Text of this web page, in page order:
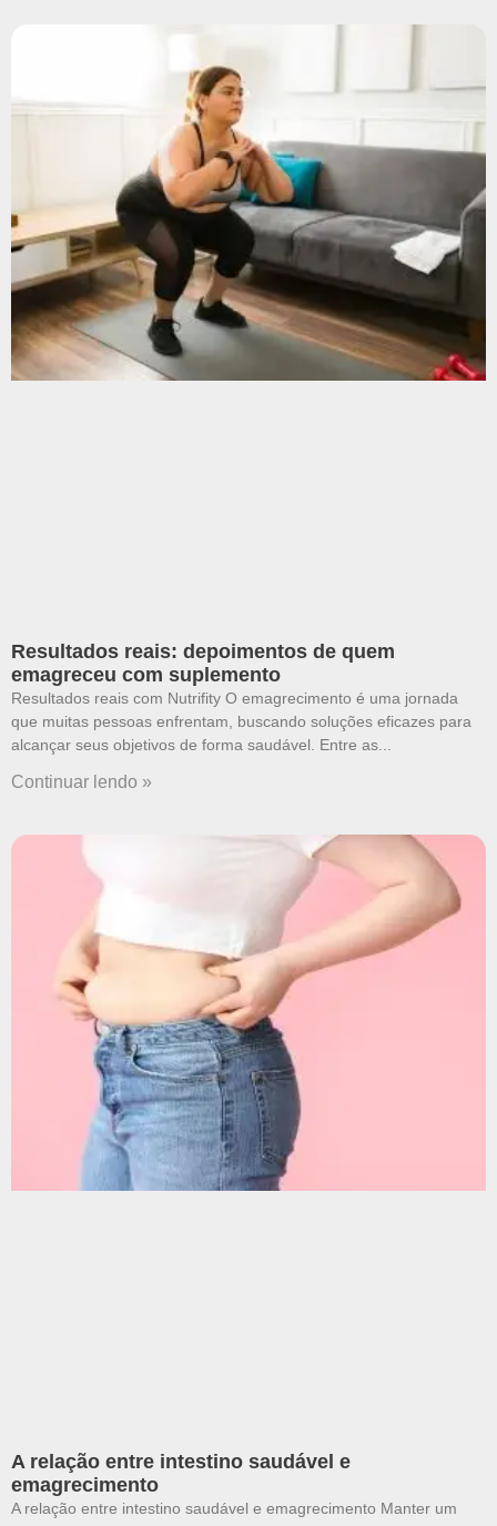
Resultados reais: depoimentos de quem
emagreceu com suplemento
Resultados reais com Nutrifity O emagrecimento é uma jornada
que muitas pessoas enfrentam, buscando soluções eficazes para
alcançar seus objetivos de forma saudável. Entre as
Continuar lendo »
A relação entre intestino saudável e
emagrecimento
A relação entre intestino saudável e emagrecimento Manter um